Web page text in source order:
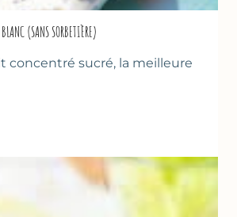
(SANS SORBETIÈRE)
concentré sucré, la meilleure